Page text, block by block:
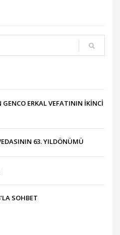
ERKAL VEFATININ İKİNCİ
63. YILDÖNÜMÜ
SOHBET